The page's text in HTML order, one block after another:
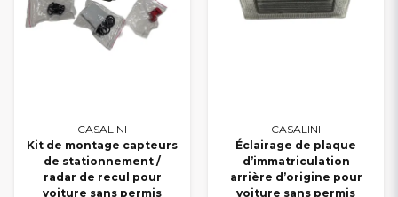
CASALINI
Kit de montage capteurs
de stationnement /
radar de recul pour
voiture sans permis
CASALINI
Éclairage de plaque
d’immatriculation
arrière d’origine pour
voiture sans permis